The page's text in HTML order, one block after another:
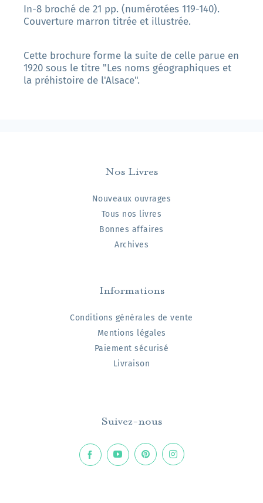
In-8 broché de 21 pp. (numérotées 119-140).
Couverture marron titrée et illustrée.
Cette brochure forme la suite de celle parue en
1920 sous le titre "Les noms géographiques et
la préhistoire de l'Alsace".
Nos Livres
Nouveaux ouvrages
Tous nos livres
Bonnes affaires
Archives
Informations
Conditions générales de vente
Mentions légales
Paiement sécurisé
Livraison
Suivez-nous